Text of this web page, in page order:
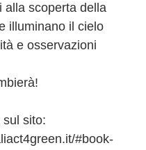
alla scoperta della
illuminano il cielo
e osservazioni
sito:
#book-